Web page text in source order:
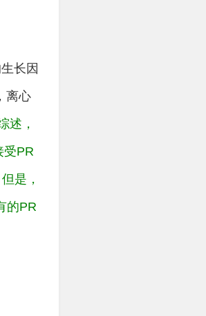
长因
离心
述，
受PR
是，
的PR